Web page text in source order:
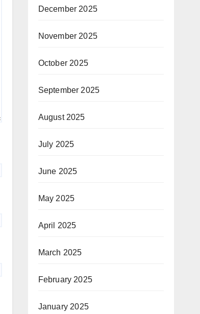
December 2025
November 2025
October 2025
September 2025
August 2025
July 2025
June 2025
May 2025
April 2025
March 2025
February 2025
January 2025